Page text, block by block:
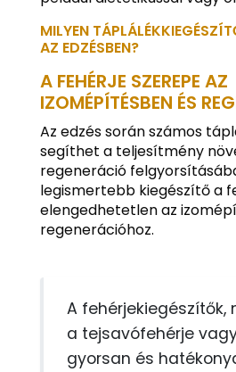
MILYEN
AZ EDZÉSBEN?
A FEHÉRJE SZEREPE AZ
IZOMÉPÍTÉSBEN ÉS
Az edzés során számos
segíthet a teljesítmény
regeneráció
legismertebb kiegészítő a
elengedhetetlen az
regenerációhoz.
A fehérjekiegészítők,
a tejsavófehérje
gyorsan és